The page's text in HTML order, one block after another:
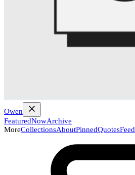
Owen
FeaturedNowArchive
MoreCollectionsAboutPinnedQuotesFeed